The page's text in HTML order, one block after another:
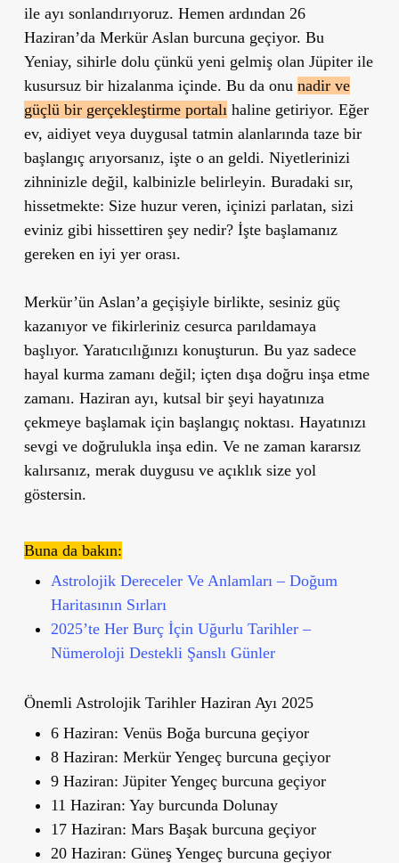
ile ayı sonlandırıyoruz. Hemen ardından 26
Haziran’da Merkür Aslan burcuna geçiyor. Bu
Yeniay, sihirle dolu çünkü yeni gelmiş olan Jüpiter ile
kusursuz bir hizalanma içinde. Bu da onu nadir ve
güçlü bir gerçekleştirme portalı haline getiriyor. Eğer
ev, aidiyet veya duygusal tatmin alanlarında taze bir
başlangıçarıyorsanız, işte o an geldi. Niyetlerinizi
zihninizle değil, kalbinizle belirleyin. Buradaki sır,
hissetmekte: Size huzur veren, içinizi parlatan, sizi
eviniz gibi hissettiren şey nedir? İşte başlamanız
gereken en iyi yer orası.
Merkür’ün Aslan’a geçişiyle birlikte, sesiniz güç
kazanıyor ve fikirleriniz cesurca parıldamaya
başlıyor. Yaratıcılığınızı konuşturun. Bu yaz sadece
hayal kurma zamanı değil; içten dışa doğru inşa etme
zamanı. Haziran ayı, kutsal bir şeyi hayatınıza
çekmeye başlamak için başlangıç noktası. Hayatınızı
sevgi ve doğrulukla inşa edin. Ve ne zaman kararsız
kalırsanız, merak duygusu ve açıklık size yol
göstersin.
Buna da bakın:
Astrolojik Dereceler Ve Anlamları – Doğum
Haritasının Sırları
2025’te Her Burç İçin Uğurlu Tarihler –
Nümeroloji Destekli Şanslı Günler
Önemli Astrolojik Tarihler Haziran Ayı 2025
6 Haziran: Venüs Boğa burcuna geçiyor
8 Haziran: Merkür Yengeç burcuna geçiyor
9 Haziran: Jüpiter Yengeç burcuna geçiyor
11 Haziran: Yay burcunda Dolunay
17 Haziran: Mars Başak burcuna geçiyor
20 Haziran: Güneş Yengeç burcuna geçiyor